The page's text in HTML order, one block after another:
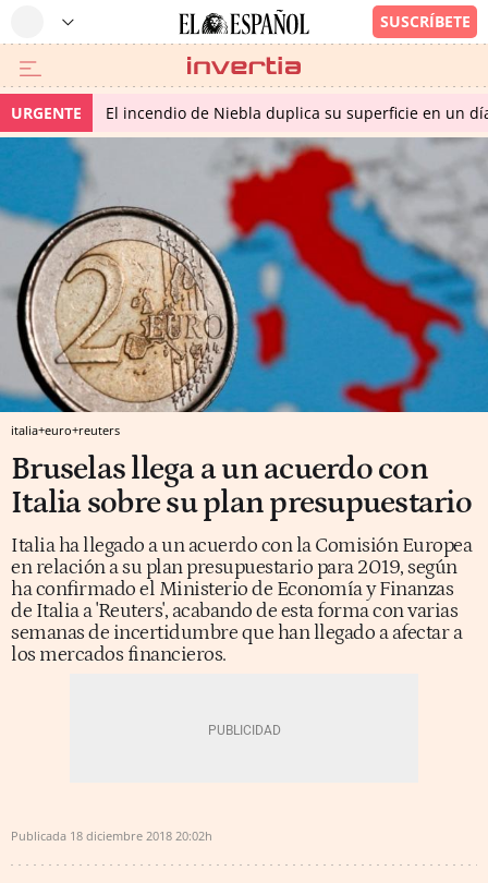
URGENTE El incendio de Niebla duplica su superficie en un
italia+euro+reuters
Bruselas llega a un acuerdo con
Italia sobre su plan presupuestario
Italia ha llegado a un acuerdo con la Comisión Europea
en relación a su plan presupuestario para 2019, según
ha confirmado el Ministerio de Economía y Finanzas
de Italia a 'Reuters', acabando de esta forma con varias
semanas de incertidumbre que han llegado a afectar a
los mercados financieros.
Publicada 18 diciembre 2018 20:02h